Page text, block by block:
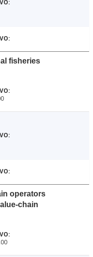
fisheries
operators
chain